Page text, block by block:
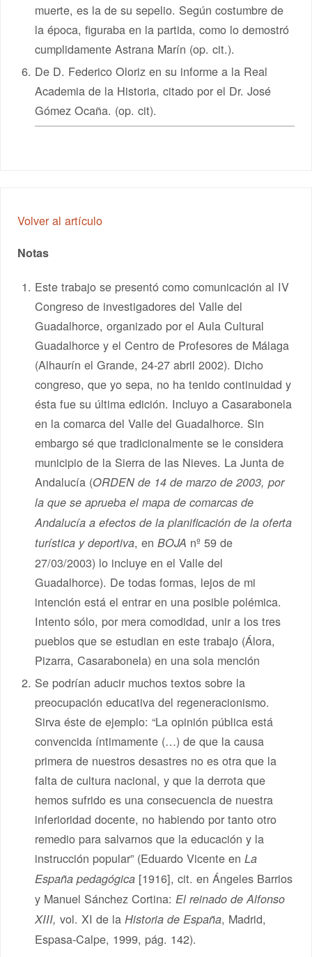
muerte, es la de su sepelio. Según costumbre de
la época, figuraba en la partida, como lo demostró
cumplidamente Astrana Marín (op. cit.).
De D. Federico Oloriz en su informe a la Real
Academia de la Historia, citado por el Dr. José
Gómez Ocaña. (op. cit).
Volver al artículo
Notas
Este trabajo se presentó como comunicación al IV
Congreso de investigadores del Valle del
Guadalhorce, organizado por el Aula Cultural
Guadalhorce y el Centro de Profesores de Málaga
(Alhaurín el Grande, 24-27 abril 2002). Dicho
congreso, que yo sepa, no ha tenido continuidad y
ésta fue su última edición. Incluyo a Casarabonela
en la comarca del Valle del Guadalhorce. Sin
embargo sé que tradicionalmente se le considera
municipio de la Sierra de las Nieves. La Junta de
Andalucía (ORDEN de 14 de marzo de 2003, por
la que se aprueba el mapa de comarcas de
Andalucía a efectos de la planificación de la oferta
turística y deportiva, en BOJA nº 59 de
27/03/2003) lo incluye en el Valle del
Guadalhorce). De todas formas, lejos de mi
intención está el entrar en una posible polémica.
Intento sólo, por mera comodidad, unir a los tres
pueblos que se estudian en este trabajo (Álora,
Pizarra, Casarabonela) en una sola mención
Se podrían aducir muchos textos sobre la
preocupación educativa del regeneracionismo.
Sirva éste de ejemplo: “La opinión pública está
convencida íntimamente (…) de que la causa
primera de nuestros desastres no es otra que la
falta de cultura nacional, y que la derrota que
hemos sufrido es una consecuencia de nuestra
inferioridad docente, no habiendo por tanto otro
remedio para salvarnos que la educación y la
instrucción popular” (Eduardo Vicente en La
España pedagógica [1916], cit. en Ángeles Barrios
y Manuel Sánchez Cortina: El reinado de Alfonso
XIII, vol. XI de la Historia de España, Madrid,
Espasa-Calpe, 1999, pág. 142).